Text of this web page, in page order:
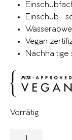
Einschub-
Vegan
Nachhaltige
Vorrätig